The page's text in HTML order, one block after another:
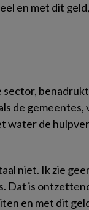
en met dit
de
water de
niet. Ik zie
Dat is
en met dit